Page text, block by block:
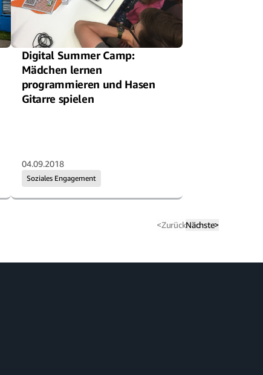
Digital Summer Camp:
Mädchen lernen
programmieren und Hasen
Gitarre spielen
Soziales Engagement
04.09.2018
<ZurückNächste>